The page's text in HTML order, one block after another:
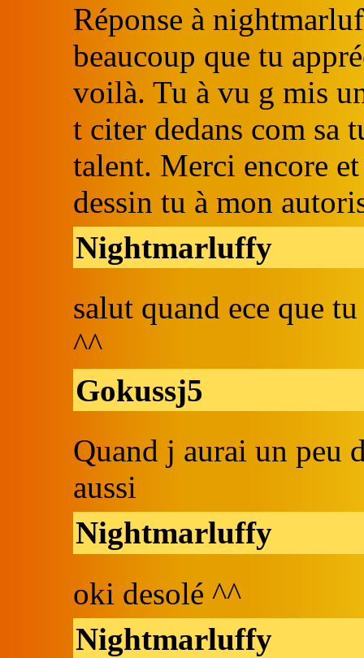
Réponse à
beaucoup que tu
voilà. Tu à vu g mis
t citer dedans com sa
talent. Merci encore
dessin tu à mon
Nightmarluffy
salut quand ece que
^^
Gokussj5
Quand j aurai un peu
aussi
Nightmarluffy
oki desolé ^^
Nightmarluffy